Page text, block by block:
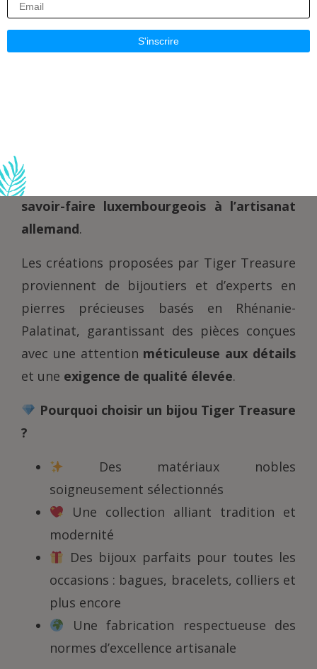
bijoux intemporels au
savoir-faire
exceptionnel
s’impose comme une référence en matière
de bijoux de haute qualité, combinant
savoir-faire luxembourgeois à l’artisanat
allemand.
Les créations proposées par Tiger Treasure
proviennent de bijoutiers et d’experts en
pierres précieuses basés en Rhénanie-
Palatinat, garantissant des pièces conçues
avec une attention méticuleuse aux détails
et une exigence de qualité élevée.
Pourquoi choisir un bijou Tiger Treasure
?
Des matériaux nobles
soigneusement sélectionnés
Une collection alliant tradition et
modernité
Des bijoux parfaits pour toutes les
occasions : bagues, bracelets, colliers et
plus encore
Une fabrication respectueuse des
normes d’excellence artisanale